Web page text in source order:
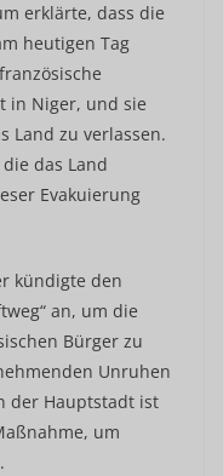
erklärte, dass die
heutigen Tag
in Niger, und sie
Land zu verlassen.
das Land
Evakuierung
kündigte den
an, um die
Bürger zu
Unruhen
der Hauptstadt ist
um